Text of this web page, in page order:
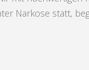
Narkose statt,